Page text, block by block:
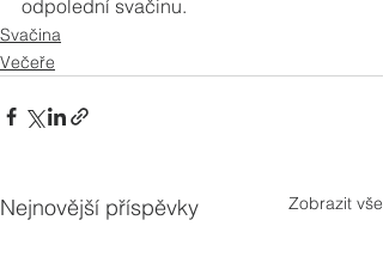
odpolední svačinu.
Svačina
Večeře
Nejnovější příspěvky Zobrazit vše